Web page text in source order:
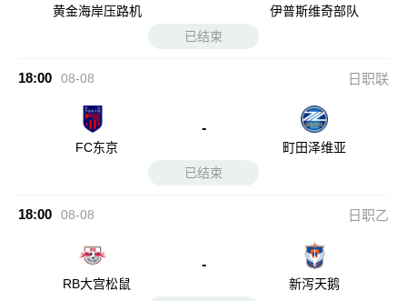
黄金海岸压路机
伊普斯维奇部队
已结束
18:00 08-08 日职联
FC东京
-
町田泽维亚
已结束
18:00 08-08 日职乙
RB大宫松鼠
-
新泻天鹅